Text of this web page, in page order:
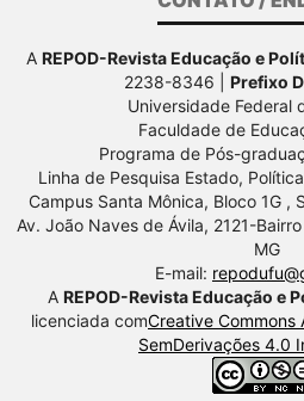
A REPOD-Revista Educação e
2238-8346 | Prefixo
Universidade Federal
Faculdade de
Programa de Pós-
Linha de Pesquisa Estado,
Campus Santa Mônica, Bloco 1G ,
Av. João Naves de Ávila, 2121-
MG
E-mail:
A REPOD-Revista Educação e
licenciada comCreative
SemDerivações 4.0